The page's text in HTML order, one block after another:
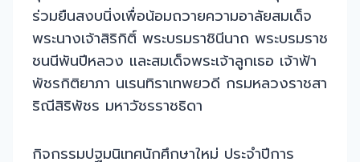
ร่วมยืนสงบนิ่งเพื่อน้อมถวายความอาลัยสมเด็จ
พระนางเจ้าสิริกิติ์ พระบรมราชินีนาถ พระบรมราช
ชนนีพันปีหลวง และสมเด็จพระเจ้าลูกเธอ เจ้าฟ้า
พัชรกิติยาภา นเรนทิราเทพยวดี กรมหลวงราชสา
ริณีสิริพัชร มหาวัชรราชธิดา
กิจกรรมปฐมนิเทศนักศึกษาใหม่ ประจำปีการ